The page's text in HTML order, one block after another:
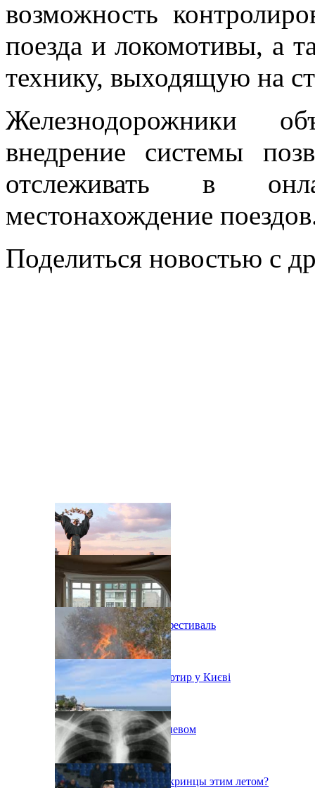
возможность
поезда и локомотивы, а
технику, выходящую на
Железнодорожники
внедрение системы
отслеживать в
местонахождение
Поделиться новостью с
В Киеве состоится эко-фестиваль
Ситуація з орендою квартир у Києві
Пожар на свалке под Киевом
Куда поедут отдыхать укринцы этим летом?